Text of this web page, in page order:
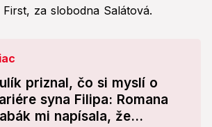
za slobodna Salátová.
priznal, čo si myslí o
syna Filipa: Romana
mi napísala, že...